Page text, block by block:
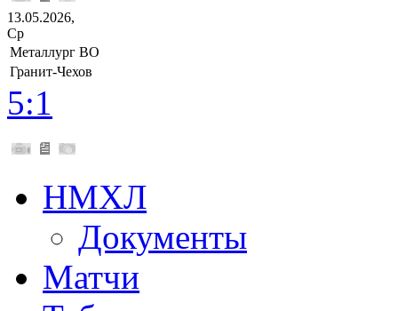
13.05.2026,
Ср
Металлург ВО
Гранит-Чехов
5:1
НМХЛ
Документы
Матчи